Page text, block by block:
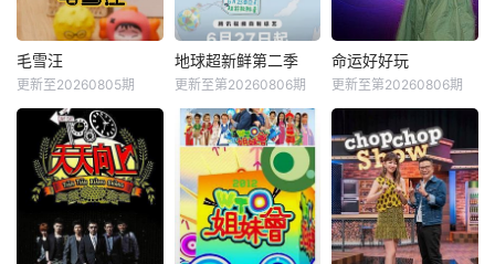
毛雪汪
更新至20260805期
地球超新鲜第二季
更新至第20260806期
命运好好玩
更新至第20260806期